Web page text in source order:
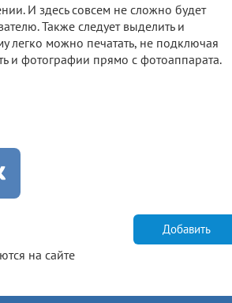
И здесь совсем не сложно будет
Также следует выделить и
легко можно печатать, не подключая
и фотографии прямо с фотоаппарата.
на сайте
Добавить